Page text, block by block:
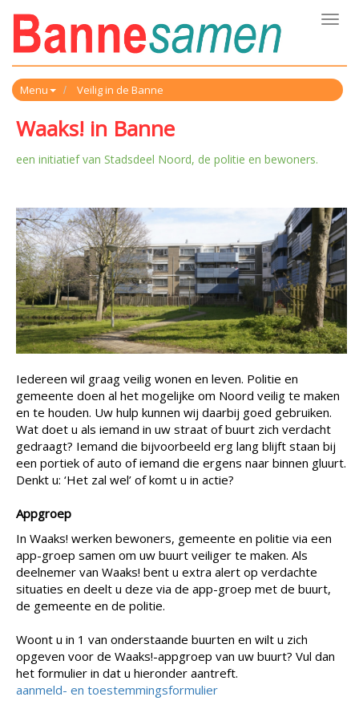
Menu Veilig in de Banne
Waaks! in Banne
een initiatief van Stadsdeel Noord, de politie en bewoners.
Iedereen wil graag veilig wonen en leven. Politie en
gemeente doen al het mogelijke om Noord veilig te maken
en te houden. Uw hulp kunnen wij daarbij goed gebruiken.
Wat doet u als iemand in uw straat of buurt zich verdacht
gedraagt? Iemand die bijvoorbeeld erg lang blijft staan bij
een portiek of auto of iemand die ergens naar binnen gluurt.
Denkt u: ‘Het zal wel’ of komt u in actie?
Appgroep
In Waaks! werken bewoners, gemeente en politie via een
app-groep samen om uw buurt veiliger te maken. Als
deelnemer van Waaks! bent u extra alert op verdachte
situaties en deelt u deze via de app-groep met de buurt,
de gemeente en de politie.
Woont u in 1 van onderstaande buurten en wilt u zich
opgeven voor de Waaks!-appgroep van uw buurt? Vul dan
het formulier in dat u hieronder aantreft.
aanmeld- en toestemmingsformulier